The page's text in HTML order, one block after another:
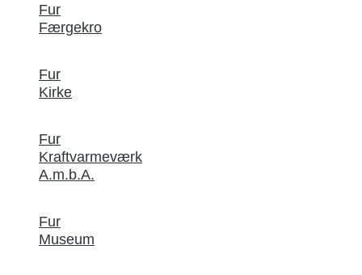
Fur
Færgekro
Fur
Kirke
Fur
Kraftvarmeværk
A.m.b.A.
Fur
Museum